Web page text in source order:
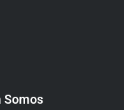
Somos